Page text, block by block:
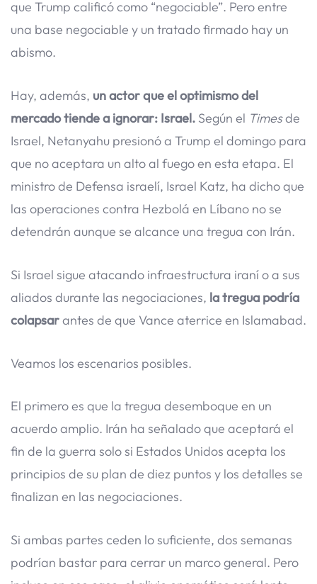
que Trump calificó como “negociable”. Pero entre
una base negociable y un tratado firmado hay un
abismo.
Hay, además, un actor que el optimismo del
mercado tiende a ignorar: Israel. Según el Timesde
Israel, Netanyahu presionó a Trump el domingo para
que no aceptara un alto al fuego en esta etapa. El
ministro de Defensa israelí, Israel Katz, ha dicho que
las operaciones contra Hezbolá en Líbano no se
detendrán aunque se alcance una tregua con Irán.
Si Israel sigue atacando infraestructura iraní o a sus
aliados durante las negociaciones, la tregua podría
colapsarantes de que Vance aterrice en Islamabad.
Veamos los escenarios posibles.
El primero es que la tregua desemboque en un
acuerdo amplio. Irán ha señalado que aceptará el
fin de la guerra solo si Estados Unidos acepta los
principios de su plan de diez puntos y los detalles se
finalizan en las negociaciones.
Si ambas partes ceden lo suficiente, dos semanas
podrían bastar para cerrar un marco general. Pero